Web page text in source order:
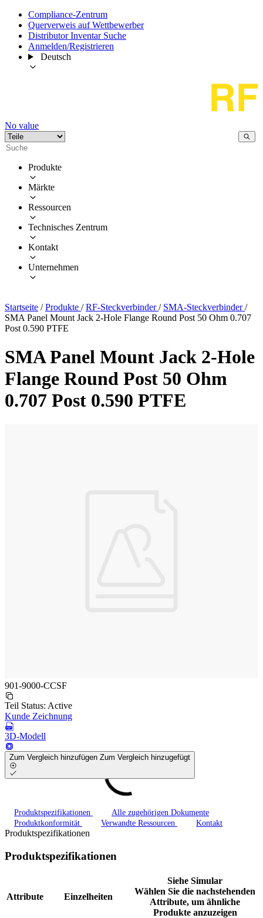
Compliance-Zentrum
Querverweis auf Wettbewerber
Distributor Inventar Suche
Anmelden/Registrieren
Deutsch
No value
Produkte
Märkte
Ressourcen
Technisches Zentrum
Kontakt
Unternehmen
Startseite / Produkte / RF-Steckverbinder/ SMA-Steckverbinder/
SMA Panel Mount Jack 2-Hole Flange Round Post 50 Ohm 0.707
Post 0.590 PTFE
SMA Panel Mount Jack 2-Hole
Flange Round Post 50 Ohm
0.707 Post 0.590 PTFE
901-9000-CCSF
Teil Status: Active
Kunde Zeichnung
3D-Modell
Zum Vergleich hinzufügen Zum Vergleich hinzugefügt
Produktspezifikationen
Alle zugehörigen Dokumente
Produktkonformität
Verwandte Ressourcen Kontakt
Produktspezifikationen
Produktspezifikationen
Attribute Einzelheiten
Siehe Simular
Wählen Sie die nachstehenden
Attribute, um ähnliche
Produkte anzuzeigen